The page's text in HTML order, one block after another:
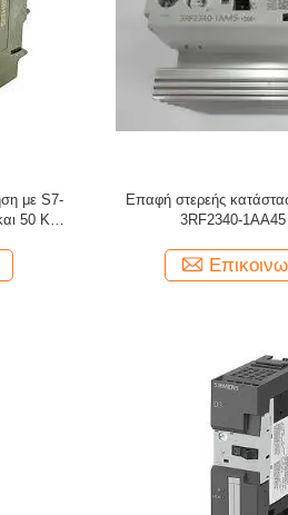
με S7-
50 KB
Επαφή στερεής
3RF2340-